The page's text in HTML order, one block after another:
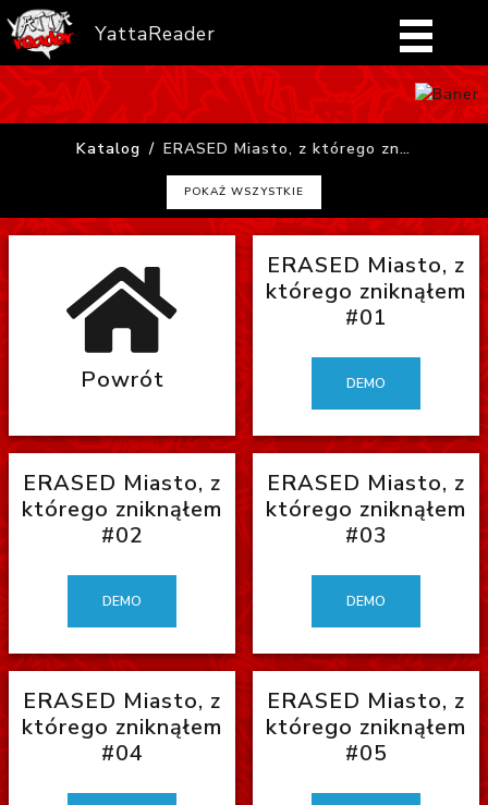
YattaReader
Pobierz
Mangi
Zaloguj się
Katalog ERASED Miasto, z którego zniknąłem
POKAŻ WSZYSTKIE
Powrót
ERASED Miasto, z
którego zniknąłem
#01
DEMO
ERASED Miasto, z
którego zniknąłem
#02
DEMO
ERASED Miasto, z
którego zniknąłem
#03
DEMO
ERASED Miasto, z
którego zniknąłem
#04
ERASED Miasto, z
którego zniknąłem
#05